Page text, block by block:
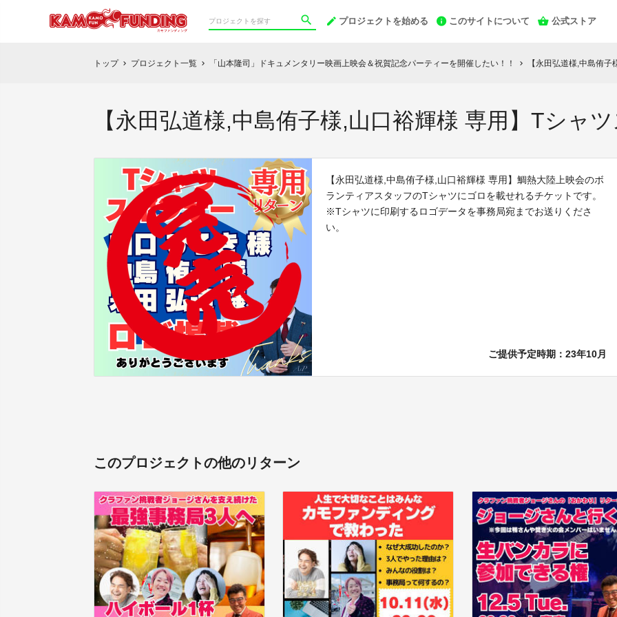
プロジェクトを始める このサイトについて 公式ストア
トップ chevron_right プロジェクト一覧 chevron_right 「山本隆司」ドキュメンタリー映画上映会＆祝賀記念パーティーを開催したい！！ chevron_right 【永田弘道様,中島侑
【永田弘道様,中島侑子様,山口裕輝様 専用】Tシャ
【永田弘道様,中島侑子様,山口裕輝様 専用】鯛熱大陸上映会のボ
ランティアスタッフのTシャツにゴロを載せれるチケットです。
※Tシャツに印刷するロゴデータを事務局宛までお送りくださ
い。
ご提供予定時期：23年10月
このプロジェクトの他のリターン